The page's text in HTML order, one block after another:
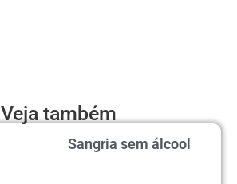
Veja também
Sangria sem álcool